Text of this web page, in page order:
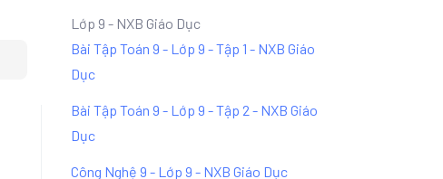
Lớp 9 - NXB Giáo Dục
Bài Tập Toán 9 - Lớp 9 - Tập 1 - NXB Giáo
Dục
Bài Tập Toán 9 - Lớp 9 - Tập 2 - NXB Giáo
Dục
Công Nghệ 9 - Lớp 9 - NXB Giáo Dục